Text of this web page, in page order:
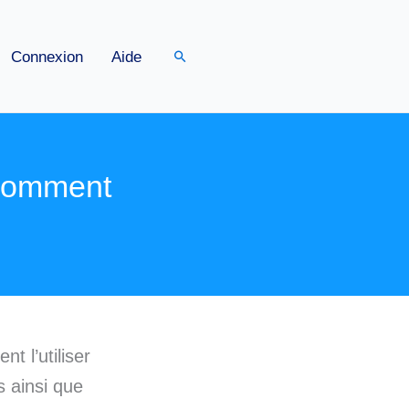
Connexion Aide Rechercher
l’utiliser
ainsi que